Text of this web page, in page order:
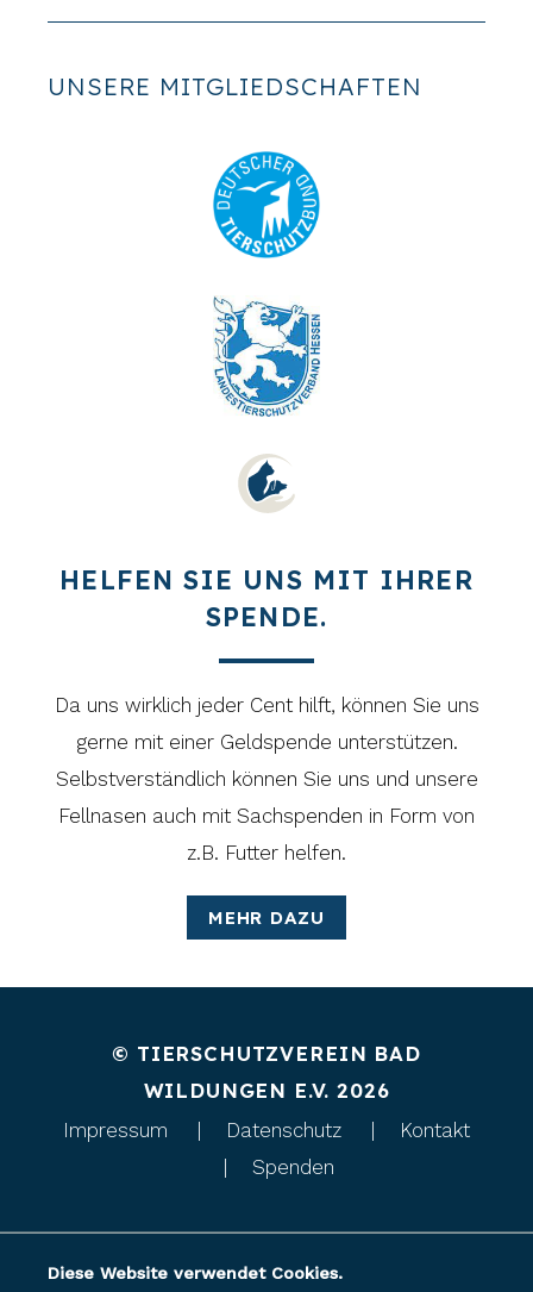
UNSERE MITGLIEDSCHAFTEN
HELFEN SIE UNS MIT IHRER
SPENDE.
Da uns wirklich jeder Cent hilft, können Sie uns
gerne mit einer Geldspende unterstützen.
Selbstverständlich können Sie uns und unsere
Fellnasen auch mit Sachspenden in Form von
z.B. Futter helfen.
MEHR DAZU
© TIERSCHUTZVEREIN BAD
WILDUNGEN E.V. 2026
Impressum Datenschutz
Kontakt
Spenden
Diese Website verwendet Cookies.